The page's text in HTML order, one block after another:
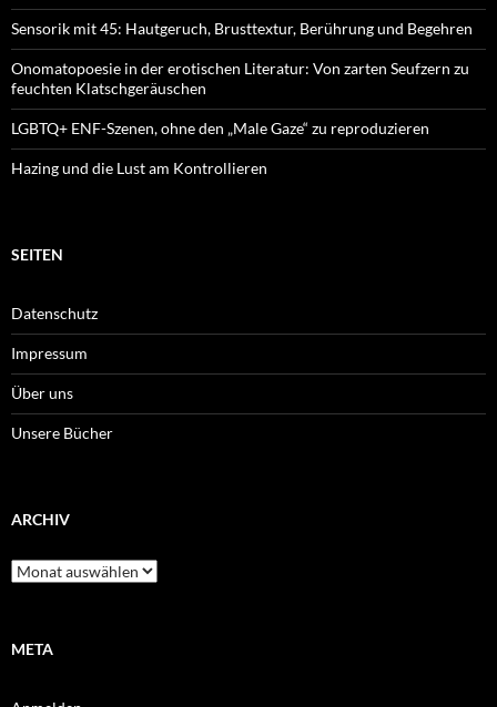
Sensorik mit 45: Hautgeruch, Brusttextur, Berührung und Begehren
Onomatopoesie in der erotischen Literatur: Von zarten Seufzern zu
feuchten Klatschgeräuschen
LGBTQ+ ENF-Szenen, ohne den „Male Gaze“ zu reproduzieren
Hazing und die Lust am Kontrollieren
SEITEN
Datenschutz
Impressum
Über uns
Unsere Bücher
ARCHIV
Archiv
META